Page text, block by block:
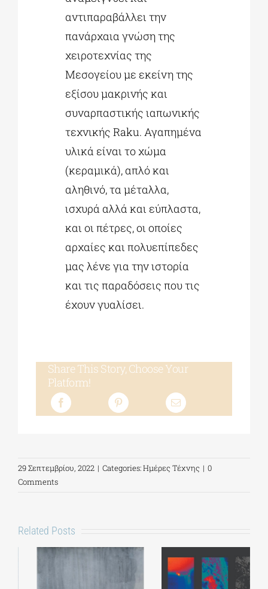
αντιπαραβάλλει την
πανάρχαια γνώση της
χειροτεχνίας της
Μεσογείου με εκείνη της
εξίσου μακρινής και
συναρπαστικής ιαπωνικής
τεχνικής Raku. Αγαπημένα
υλικά είναι το χώμα
(κεραμικά), απλό και
αληθινό, τα μέταλλα,
ισχυρά αλλά και εύπλαστα,
και οι πέτρες, οι οποίες
αρχαίες και πολυεπίπεδες
μας λένε για την ιστορία
και τις παραδόσεις που τις
έχουν γυαλίσει.
Share This Story, Choose Your
Platform!
29 Σεπτεμβρίου, 2022 | Categories:Ημέρες Τέχνης | 0
Comments
Related Posts